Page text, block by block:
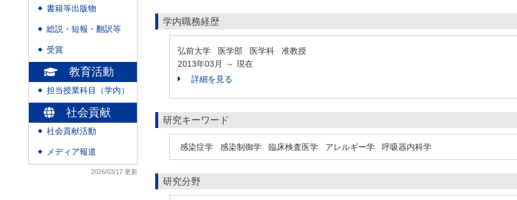
◆ 書籍等出版物
◆ 総説・短報・翻訳等
◆ 受賞
教育活動
◆ 担当授業科目（学内）
社会貢献
◆ 社会貢献活動
◆ メディア報道
2026/03/17 更新
学内職務経歴
弘前大学 医学部 医学科 准教授
2013年03月
～ 現在
詳細を見る
研究キーワード
感染症学 感染制御学 臨床検査医学 アレルギー学 呼吸器内科学
研究分野